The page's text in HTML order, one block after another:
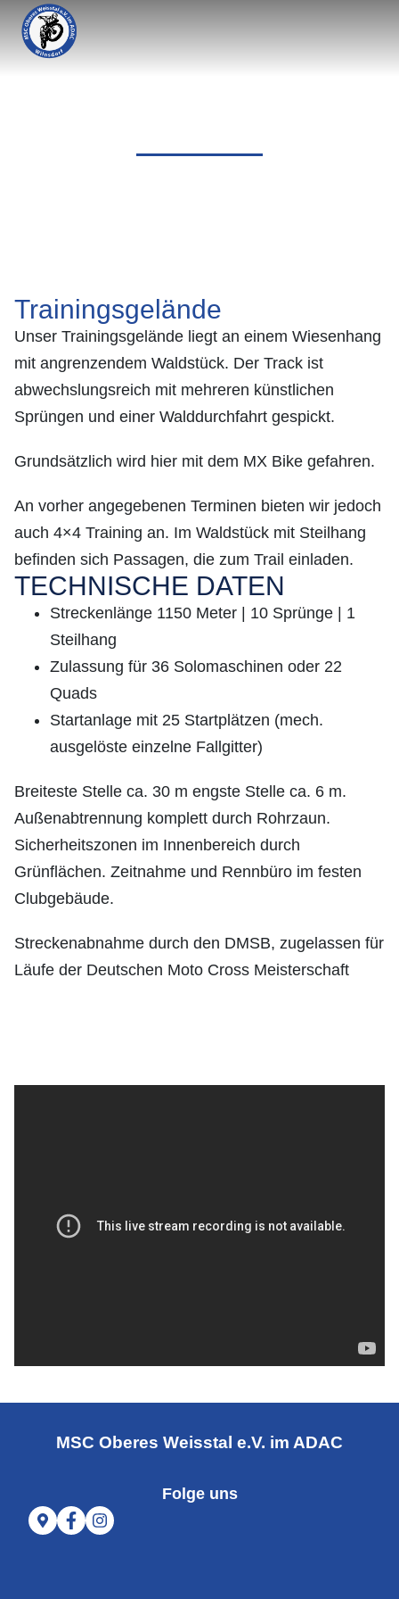
Trainingsgelände
Unser Trainingsgelände liegt an einem Wiesenhang
mit angrenzendem Waldstück. Der Track ist
abwechslungsreich mit mehreren künstlichen
Sprüngen und einer Walddurchfahrt gespickt.
Grundsätzlich wird hier mit dem MX Bike gefahren.
An vorher angegebenen Terminen bieten wir jedoch
auch 4×4 Training an. Im Waldstück mit Steilhang
befinden sich Passagen, die zum Trail einladen.
TECHNISCHE DATEN
Streckenlänge 1150 Meter | 10 Sprünge | 1
Steilhang
Zulassung für 36 Solomaschinen oder 22
Quads
Startanlage mit 25 Startplätzen (mech.
ausgelöste einzelne Fallgitter)
Breiteste Stelle ca. 30 m engste Stelle ca. 6 m.
Außenabtrennung komplett durch Rohrzaun.
Sicherheitszonen im Innenbereich durch
Grünflächen. Zeitnahme und Rennbüro im festen
Clubgebäude.
Streckenabnahme durch den DMSB, zugelassen für
Läufe der Deutschen Moto Cross Meisterschaft
MSC Oberes Weisstal e.V. im ADAC
Folge uns